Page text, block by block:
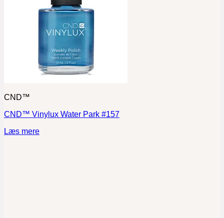
CND™
CND™ Vinylux Water Park #157
Læs mere